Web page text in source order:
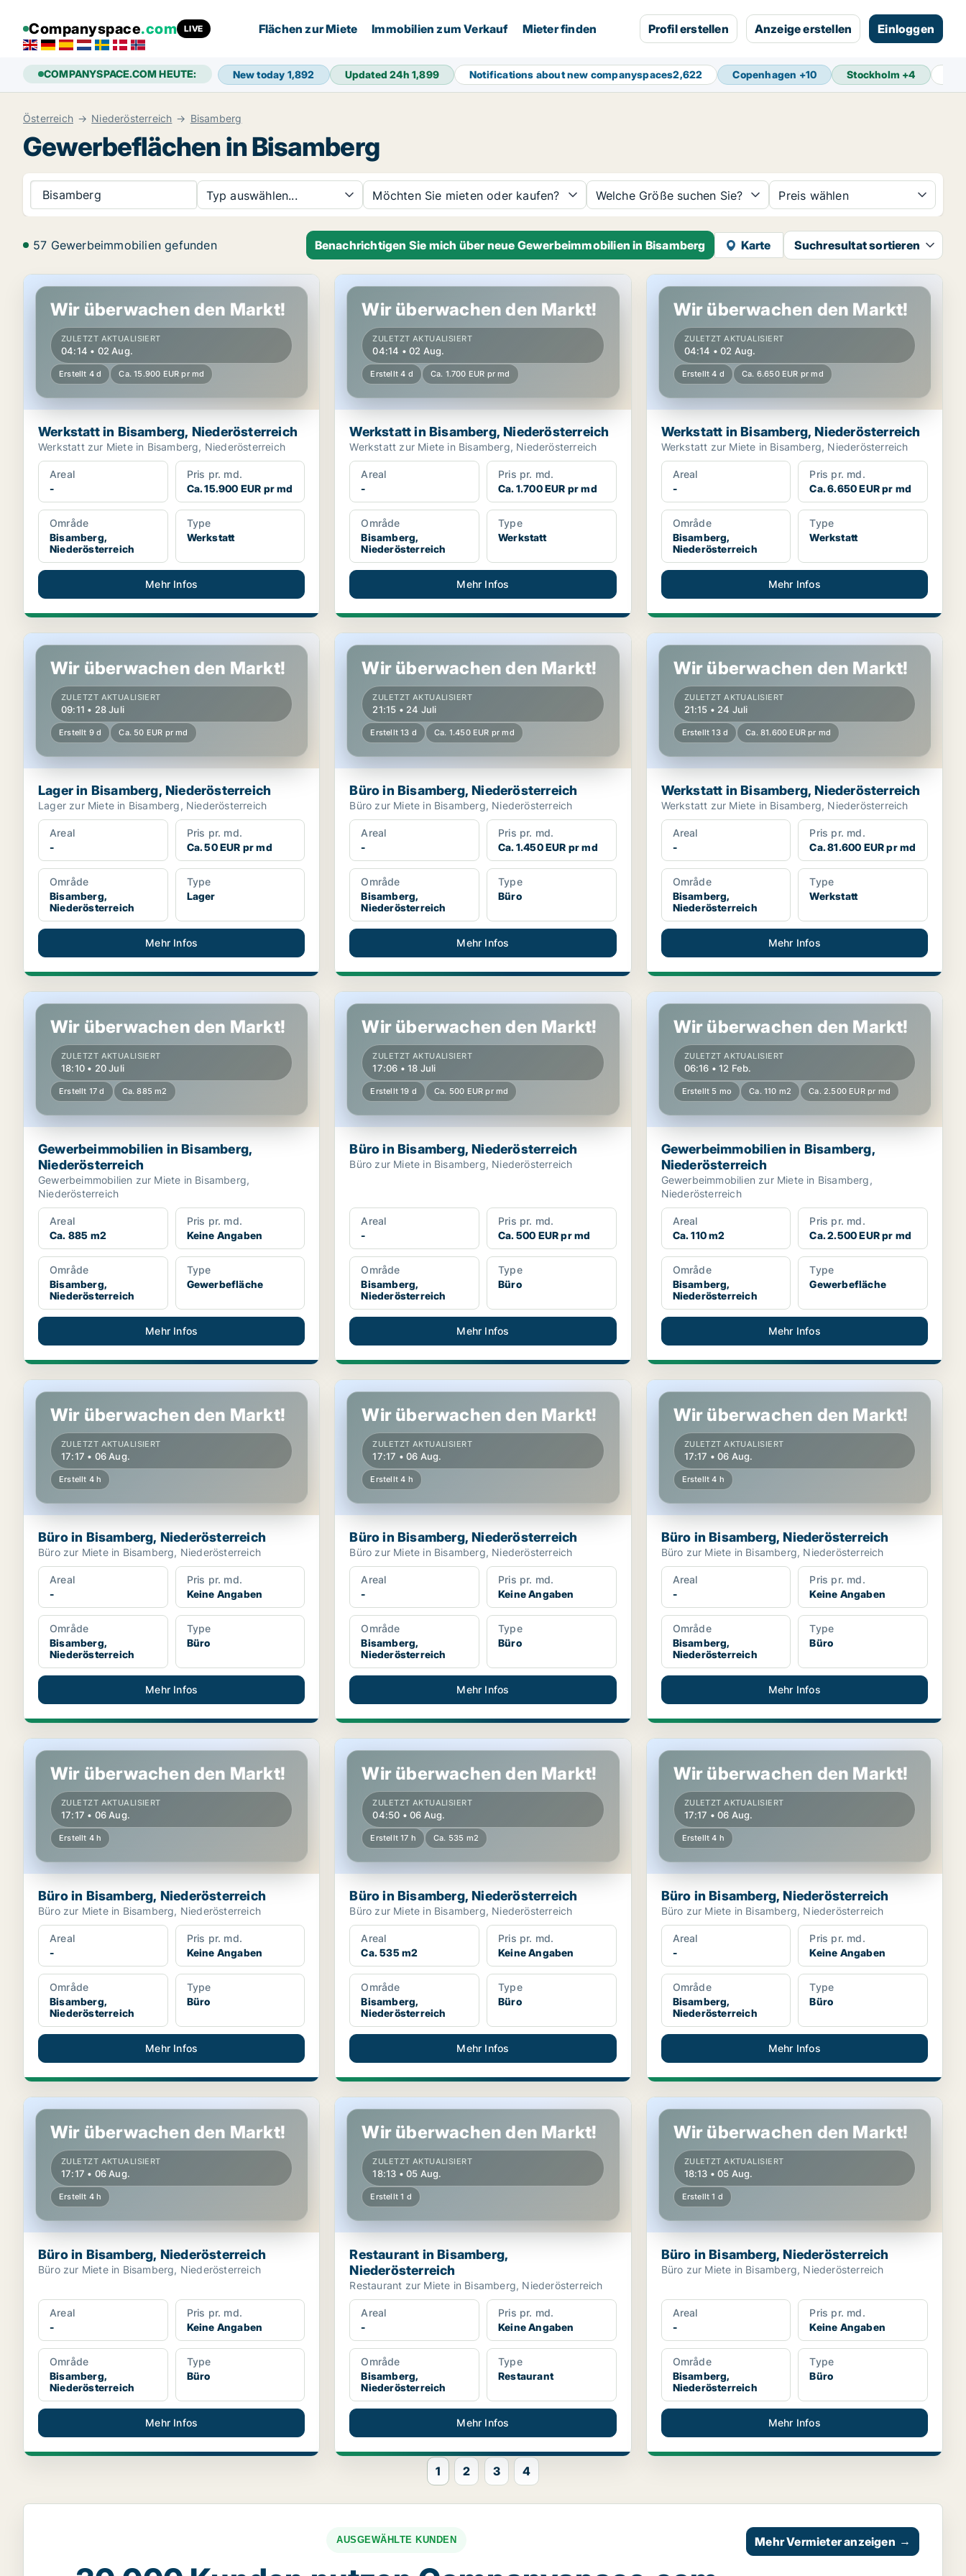
Companyspace.com LIVE Flächen zur Miete Immobilien zum Verkauf Mieter finden Profil erstellen Anzeige erstellen Einloggen
COMPANYSPACE.COM HEUTE: New today 1,892 Updated 24h1,899 Notifications about new companyspaces2,622 Copenhagen +10 Stockholm +4
Österreich Niederösterreich Bisamberg
Gewerbeflächen in Bisamberg
Bisamberg Typ auswählen... Möchten Sie mieten oder kaufen? Welche Größe suchen Sie? Preis wählen
57 Gewerbeimmobilien gefunden Benachrichtigen Sie mich über neue Gewerbeimmobilien in Bisamberg Karte Suchresultat sortieren
Werkstatt in Bisamberg, Niederösterreich
Wir überwachen den Markt!
ZULETZT AKTUALISIERT
04:14 • 02 Aug.
Erstellt 4 d Ca. 15.900 EUR pr md
Werkstatt in Bisamberg, Niederösterreich
Werkstatt zur Miete in Bisamberg, Niederösterreich
Areal
-
Pris pr. md.
Ca. 15.900 EUR pr md
Område
Bisamberg,
Niederösterreich
Type
Werkstatt
Mehr Infos
Werkstatt in Bisamberg, Niederösterreich
Wir überwachen den Markt!
ZULETZT AKTUALISIERT
04:14 • 02 Aug.
Erstellt 4 d Ca. 1.700 EUR pr md
Werkstatt in Bisamberg, Niederösterreich
Werkstatt zur Miete in Bisamberg, Niederösterreich
Areal
-
Pris pr. md.
Ca. 1.700 EUR pr md
Område
Bisamberg,
Niederösterreich
Type
Werkstatt
Mehr Infos
Werkstatt in Bisamberg, Niederösterreich
Wir überwachen den Markt!
ZULETZT AKTUALISIERT
04:14 • 02 Aug.
Erstellt 4 d Ca. 6.650 EUR pr md
Werkstatt in Bisamberg, Niederösterreich
Werkstatt zur Miete in Bisamberg, Niederösterreich
Areal
-
Pris pr. md.
Ca. 6.650 EUR pr md
Område
Bisamberg,
Niederösterreich
Type
Werkstatt
Mehr Infos
Lager in Bisamberg, Niederösterreich
Wir überwachen den Markt!
ZULETZT AKTUALISIERT
09:11 • 28 Juli
Erstellt 9 d Ca. 50 EUR pr md
Lager in Bisamberg, Niederösterreich
Lager zur Miete in Bisamberg, Niederösterreich
Areal
-
Pris pr. md.
Ca. 50 EUR pr md
Område
Bisamberg,
Niederösterreich
Type
Lager
Mehr Infos
Büro in Bisamberg, Niederösterreich
Wir überwachen den Markt!
ZULETZT AKTUALISIERT
21:15 • 24 Juli
Erstellt 13 d Ca. 1.450 EUR pr md
Büro in Bisamberg, Niederösterreich
Büro zur Miete in Bisamberg, Niederösterreich
Areal
-
Pris pr. md.
Ca. 1.450 EUR pr md
Område
Bisamberg,
Niederösterreich
Type
Büro
Mehr Infos
Werkstatt in Bisamberg, Niederösterreich
Wir überwachen den Markt!
ZULETZT AKTUALISIERT
21:15 • 24 Juli
Erstellt 13 d Ca. 81.600 EUR pr md
Werkstatt in Bisamberg, Niederösterreich
Werkstatt zur Miete in Bisamberg, Niederösterreich
Areal
-
Pris pr. md.
Ca. 81.600 EUR pr md
Område
Bisamberg,
Niederösterreich
Type
Werkstatt
Mehr Infos
Gewerbeimmobilien in Bisamberg, Niederösterreich
Wir überwachen den Markt!
ZULETZT AKTUALISIERT
18:10 • 20 Juli
Erstellt 17 d Ca. 885 m2
Gewerbeimmobilien in Bisamberg,
Niederösterreich
Gewerbeimmobilien zur Miete in Bisamberg,
Niederösterreich
Areal
Ca. 885 m2
Pris pr. md.
Keine Angaben
Område
Bisamberg,
Niederösterreich
Type
Gewerbefläche
Mehr Infos
Büro in Bisamberg, Niederösterreich
Wir überwachen den Markt!
ZULETZT AKTUALISIERT
17:06 • 18 Juli
Erstellt 19 d Ca. 500 EUR pr md
Büro in Bisamberg, Niederösterreich
Büro zur Miete in Bisamberg, Niederösterreich
Areal
-
Pris pr. md.
Ca. 500 EUR pr md
Område
Bisamberg,
Niederösterreich
Type
Büro
Mehr Infos
Gewerbeimmobilien in Bisamberg, Niederösterreich
Wir überwachen den Markt!
ZULETZT AKTUALISIERT
06:16 • 12 Feb.
Erstellt 5 mo Ca. 110 m2 Ca. 2.500 EUR pr md
Gewerbeimmobilien in Bisamberg,
Niederösterreich
Gewerbeimmobilien zur Miete in Bisamberg,
Niederösterreich
Areal
Ca. 110 m2
Pris pr. md.
Ca. 2.500 EUR pr md
Område
Bisamberg,
Niederösterreich
Type
Gewerbefläche
Mehr Infos
Büro in Bisamberg, Niederösterreich
Wir überwachen den Markt!
ZULETZT AKTUALISIERT
17:17 • 06 Aug.
Erstellt 4 h
Büro in Bisamberg, Niederösterreich
Büro zur Miete in Bisamberg, Niederösterreich
Areal
-
Pris pr. md.
Keine Angaben
Område
Bisamberg,
Niederösterreich
Type
Büro
Mehr Infos
Büro in Bisamberg, Niederösterreich
Wir überwachen den Markt!
ZULETZT AKTUALISIERT
17:17 • 06 Aug.
Erstellt 4 h
Büro in Bisamberg, Niederösterreich
Büro zur Miete in Bisamberg, Niederösterreich
Areal
-
Pris pr. md.
Keine Angaben
Område
Bisamberg,
Niederösterreich
Type
Büro
Mehr Infos
Büro in Bisamberg, Niederösterreich
Wir überwachen den Markt!
ZULETZT AKTUALISIERT
17:17 • 06 Aug.
Erstellt 4 h
Büro in Bisamberg, Niederösterreich
Büro zur Miete in Bisamberg, Niederösterreich
Areal
-
Pris pr. md.
Keine Angaben
Område
Bisamberg,
Niederösterreich
Type
Büro
Mehr Infos
Büro in Bisamberg, Niederösterreich
Wir überwachen den Markt!
ZULETZT AKTUALISIERT
17:17 • 06 Aug.
Erstellt 4 h
Büro in Bisamberg, Niederösterreich
Büro zur Miete in Bisamberg, Niederösterreich
Areal
-
Pris pr. md.
Keine Angaben
Område
Bisamberg,
Niederösterreich
Type
Büro
Mehr Infos
Büro in Bisamberg, Niederösterreich
Wir überwachen den Markt!
ZULETZT AKTUALISIERT
04:50 • 06 Aug.
Erstellt 17 h Ca. 535 m2
Büro in Bisamberg, Niederösterreich
Büro zur Miete in Bisamberg, Niederösterreich
Areal
Ca. 535 m2
Pris pr. md.
Keine Angaben
Område
Bisamberg,
Niederösterreich
Type
Büro
Mehr Infos
Büro in Bisamberg, Niederösterreich
Wir überwachen den Markt!
ZULETZT AKTUALISIERT
17:17 • 06 Aug.
Erstellt 4 h
Büro in Bisamberg, Niederösterreich
Büro zur Miete in Bisamberg, Niederösterreich
Areal
-
Pris pr. md.
Keine Angaben
Område
Bisamberg,
Niederösterreich
Type
Büro
Mehr Infos
Büro in Bisamberg, Niederösterreich
Wir überwachen den Markt!
ZULETZT AKTUALISIERT
17:17 • 06 Aug.
Erstellt 4 h
Büro in Bisamberg, Niederösterreich
Büro zur Miete in Bisamberg, Niederösterreich
Areal
-
Pris pr. md.
Keine Angaben
Område
Bisamberg,
Niederösterreich
Type
Büro
Mehr Infos
Restaurant in Bisamberg, Niederösterreich
Wir überwachen den Markt!
ZULETZT AKTUALISIERT
18:13 • 05 Aug.
Erstellt 1 d
Restaurant in Bisamberg,
Niederösterreich
Restaurant zur Miete in Bisamberg, Niederösterreich
Areal
-
Pris pr. md.
Keine Angaben
Område
Bisamberg,
Niederösterreich
Type
Restaurant
Mehr Infos
Büro in Bisamberg, Niederösterreich
Wir überwachen den Markt!
ZULETZT AKTUALISIERT
18:13 • 05 Aug.
Erstellt 1 d
Büro in Bisamberg, Niederösterreich
Büro zur Miete in Bisamberg, Niederösterreich
Areal
-
Pris pr. md.
Keine Angaben
Område
Bisamberg,
Niederösterreich
Type
Büro
Mehr Infos
1 2 3 4
AUSGEWÄHLTE KUNDEN Mehr Vermieter anzeigen →